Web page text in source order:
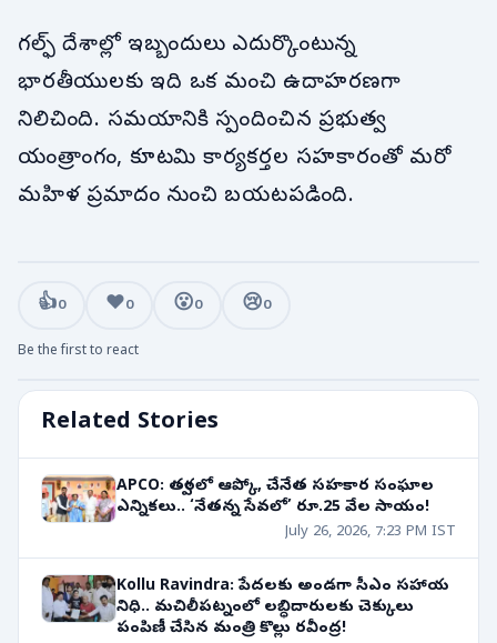
గల్ఫ్ దేశాల్లో ఇబ్బందులు ఎదుర్కొంటున్న
భారతీయులకు ఇది ఒక మంచి ఉదాహరణగా
నిలిచింది. సమయానికి స్పందించిన ప్రభుత్వ
యంత్రాంగం, కూటమి కార్యకర్తల సహకారంతో మరో
మహిళ ప్రమాదం నుంచి బయటపడింది.
Related Stories
APCO: త్వరలో ఆప్కో, చేనేత సహకార సంఘాల
ఎన్నికలు.. ‘నేతన్న సేవలో’ రూ.25 వేల సాయం!
July 26, 2026, 7:23 PM IST
Kollu Ravindra: పేదలకు అండగా సీఎం సహాయ
నిధి.. మచిలీపట్నంలో లబ్ధిదారులకు చెక్కులు
పంపిణీ చేసిన మంత్రి కొల్లు రవీంద్ర!
👍0 ❤️0 😮0 😢0
Be the first to react